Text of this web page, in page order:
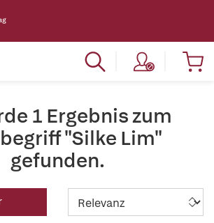
1 Ergebnis zum
"Silke Lim"
gefunden.